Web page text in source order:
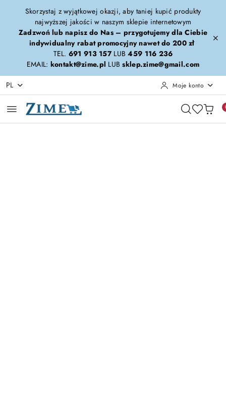
Przejdź do treści głównej
Przejdź do wyszukiwarki
Przejdź do moje konto
Przejdź do menu głównego
Przejdź do opisu produktu
Przejdź do stopki
Skorzystaj z wyjątkowej okazji, aby taniej kupić produkty
najwyższej jakości w naszym sklepie internetowym
Zadzwoń lub napisz do Nas – przygotujemy dla Ciebie
indywidualny rabat promocyjny nawet do 200 zł
TEL. 691 913 157LUB459 116 236
EMAIL: kontakt@zime.pl LUBsklep.zime@gmail.com
PL Moje konto